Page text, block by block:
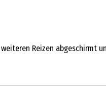
Reizen abgeschirmt